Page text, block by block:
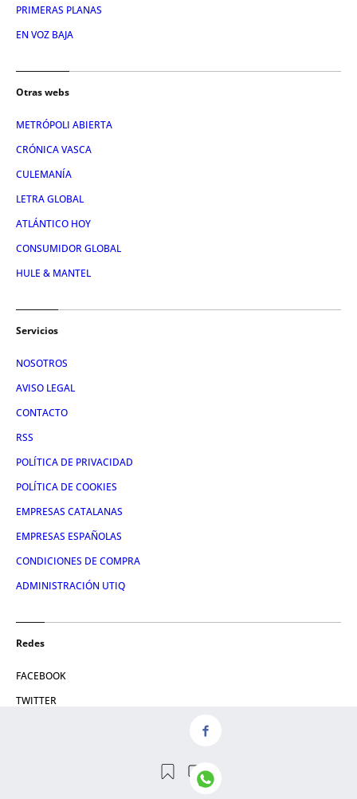
PRIMERAS PLANAS
EN VOZ BAJA
Otras webs
METRÓPOLI ABIERTA
CRÓNICA VASCA
CULEMANÍA
LETRA GLOBAL
ATLÁNTICO HOY
CONSUMIDOR GLOBAL
HULE & MANTEL
Servicios
NOSOTROS
AVISO LEGAL
CONTACTO
RSS
POLÍTICA DE PRIVACIDAD
POLÍTICA DE COOKIES
EMPRESAS CATALANAS
EMPRESAS ESPAÑOLAS
CONDICIONES DE COMPRA
ADMINISTRACIÓN UTIQ
Redes
FACEBOOK
TWITTER